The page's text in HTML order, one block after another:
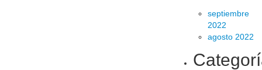
septiembre
2022
agosto 2022